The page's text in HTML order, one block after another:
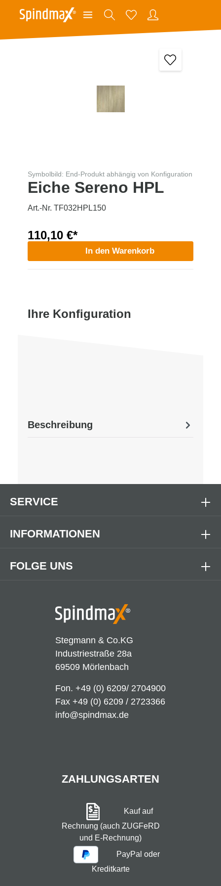
Symbolbild: End-Produkt abhängig von Konfiguration
Eiche Sereno HPL
Art.-Nr. TF032HPL150
110,10 €*
In den Warenkorb
Ihre Konfiguration
Beschreibung
Stegmann & Co.KG
Industriestraße 28a
69509 Mörlenbach
Fon. +49 (0) 6209/ 2704900
Fax +49 (0) 6209 / 2723366
info@spindmax.de
FOLGE UNS
SERVICE
INFORMATIONEN
ZAHLUNGSARTEN
Kauf auf
Rechnung (auch ZUGFeRD
und E-Rechnung)
PayPal oder
Kreditkarte